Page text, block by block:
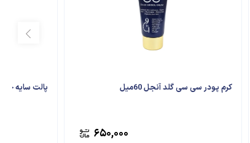
کرم پودر سی سی گلد آنجل 60میل
۶۵۰,۰۰۰
پالت سایه چشم جی جی